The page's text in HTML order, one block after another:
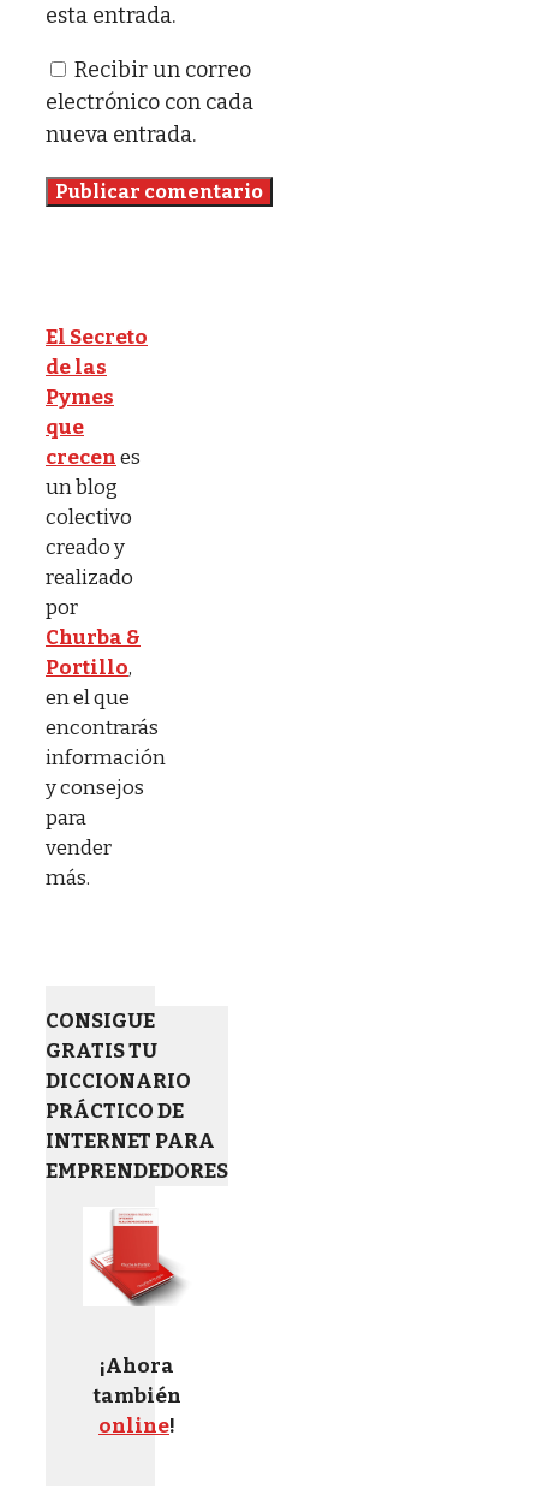
esta entrada.
Recibir un correo
electrónico con cada
nueva entrada.
El Secreto
de las
Pymes
que
crecenes
un blog
colectivo
creado y
realizado
por
Churba &
Portillo,
en el que
encontrarás
información
y consejos
para
vender
más.
CONSIGUE
GRATIS TU
DICCIONARIO
PRÁCTICO DE
INTERNET PARA
EMPRENDEDORES
¡Ahora
también
online!